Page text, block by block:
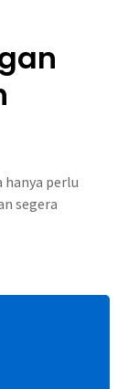
hanya perlu
segera